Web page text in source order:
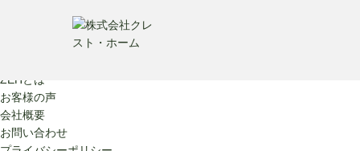
ZEHとは
お客様の声
会社概要
お問い合わせ